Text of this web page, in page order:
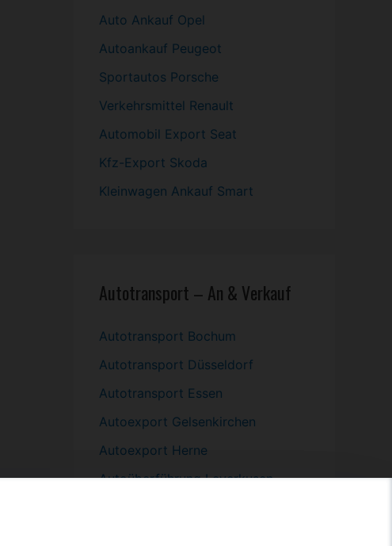
Auto Ankauf Opel
Autoankauf Peugeot
Sportautos Porsche
Verkehrsmittel Renault
Automobil Export Seat
Kfz-Export Skoda
Kleinwagen Ankauf Smart
Autotransport – An & Verkauf
Autotransport Bochum
Autotransport Düsseldorf
Autotransport Essen
Autoexport Gelsenkirchen
Autoexport Herne
Autoüberführung Leverkusen